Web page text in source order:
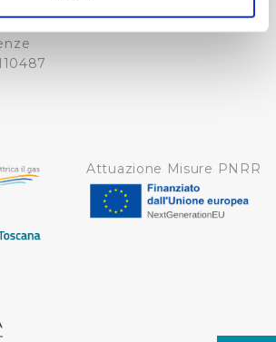
il tuo dispositivo, scansionandolo
ricerca di caratteristiche specifiche
il tuo consenso in qualsiasi momento
sui cookie.
tecnici necessari per rendere
abilitandone funzionalità di base quali
le preferenze manifestate
i consensi dallo stesso prestati, i
inoltre utilizzati per analizzare il
CREDITS
Attuazione Misure PNRR